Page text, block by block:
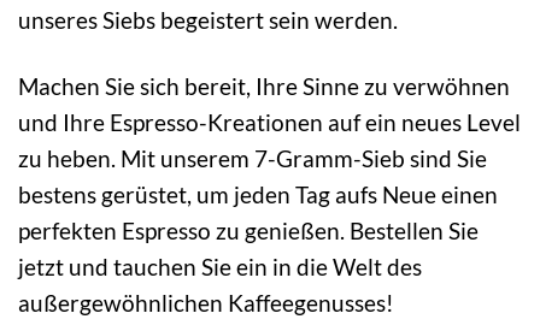
unseres Siebs begeistert sein werden.
Machen Sie sich bereit, Ihre Sinne zu verwöhnen
und Ihre Espresso-Kreationen auf ein neues Level
zu heben. Mit unserem 7-Gramm-Sieb sind Sie
bestens gerüstet, um jeden Tag aufs Neue einen
perfekten Espresso zu genießen. Bestellen Sie
jetzt und tauchen Sie ein in die Welt des
außergewöhnlichen Kaffeegenusses!